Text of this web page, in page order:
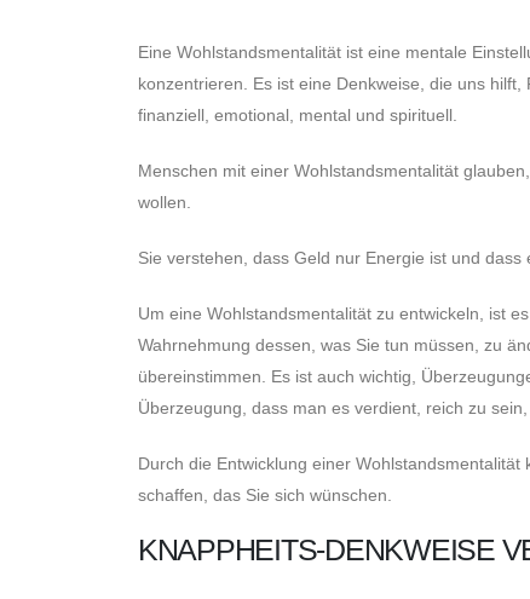
Eine Wohlstandsmentalität ist eine mentale
konzentrieren. Es ist eine Denkweise, die uns
finanziell, emotional, mental und spirituell.
Menschen mit einer Wohlstandsmentalität
wollen.
Sie verstehen, dass Geld nur Energie ist und
Um eine Wohlstandsmentalität zu entwickeln, ist
Wahrnehmung dessen, was Sie tun müssen, zu
übereinstimmen. Es ist auch wichtig,
Überzeugung, dass man es verdient, reich zu
Durch die Entwicklung einer
schaffen, das Sie sich wünschen.
KNAPPHEITS-DENKWEISE